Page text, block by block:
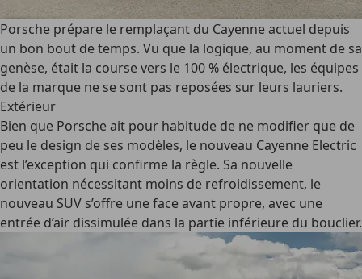
Porsche prépare le remplaçant du Cayenne actuel depuis
un bon bout de temps. Vu que la logique, au moment de sa
genèse, était la course vers le 100 % électrique, les équipes
de la marque ne se sont pas reposées sur leurs lauriers.
Extérieur
Bien que Porsche ait pour habitude de ne modifier que de
peu le design de ses modèles, le nouveau Cayenne Electric
est l’exception qui confirme la règle. Sa nouvelle
orientation nécessitant moins de refroidissement, le
nouveau SUV s’offre une face avant propre, avec une
entrée d’air dissimulée dans la partie inférieure du bouclier.